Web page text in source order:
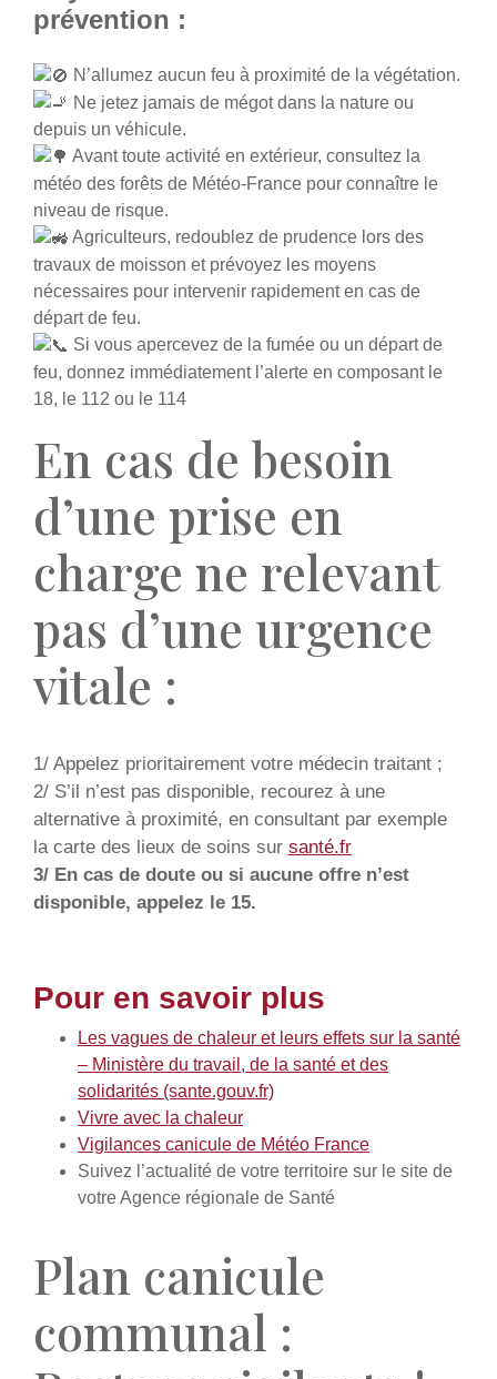
prévention :
N’allumez aucun feu à proximité de la végétation.
Ne jetez jamais de mégot dans la nature ou
depuis un véhicule.
Avant toute activité en extérieur, consultez la
météo des forêts de Météo-France pour connaître le
niveau de risque.
Agriculteurs, redoublez de prudence lors des
travaux de moisson et prévoyez les moyens
nécessaires pour intervenir rapidement en cas de
départ de feu.
Si vous apercevez de la fumée ou un départ de
feu, donnez immédiatement l’alerte en composant le
18, le 112 ou le 114
En cas de besoin
d’une prise en
charge ne relevant
pas d’une urgence
vitale :
1/ Appelez prioritairement votre médecin traitant ;
2/ S’il n’est pas disponible, recourez à une
alternative à proximité, en consultant par exemple
la carte des lieux de soins sur santé.fr
3/ En cas de doute ou si aucune offre n’est
disponible, appelez le 15.
Pour en savoir plus
Les vagues de chaleur et leurs effets sur la santé
– Ministère du travail, de la santé et des
solidarités (sante.gouv.fr)
Vivre avec la chaleur
Vigilances canicule de Météo France
Suivez l’actualité de votre territoire sur le site de
votre Agence régionale de Santé
Plan canicule
communal :